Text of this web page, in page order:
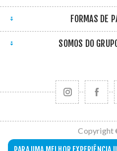
FORMAS DE
SOMOS DO
Copyright
All